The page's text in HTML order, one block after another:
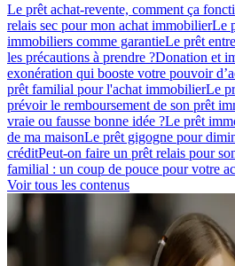
Le prêt achat-revente, comment ça
relais sec pour mon achat immobilierLe
immobiliers comme garantieLe prêt
les précautions à prendre ?Donation et
exonération qui booste votre pouvoir
prêt familial pour l'achat immobilierLe
prévoir le remboursement de son prêt
vraie ou fausse bonne idée ?Le prêt
de ma maisonLe prêt gigogne pour
créditPeut-on faire un prêt relais pour
familial : un coup de pouce pour votre
Voir tous les contenus